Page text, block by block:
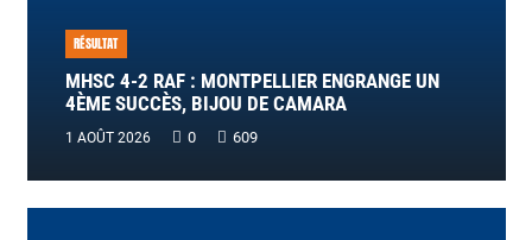
RÉSULTAT
MHSC 4-2 RAF : MONTPELLIER ENGRANGE UN
4ÈME SUCCÈS, BIJOU DE CAMARA
1 AOÛT 2026 0 609